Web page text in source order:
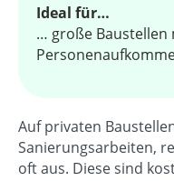
Ideal für…
… große Baustellen
Auf privaten
Sanierungsarbeiten,
oft aus. Diese sind